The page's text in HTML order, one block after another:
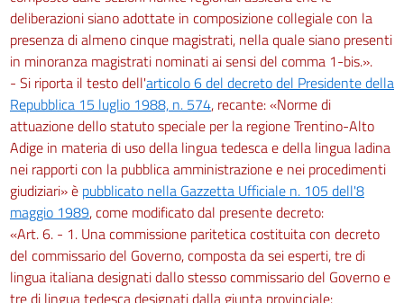
deliberazioni siano adottate in composizione collegiale con la
presenza di almeno cinque magistrati, nella quale siano presenti
in minoranza magistrati nominati ai sensi del comma 1-bis.».
- Si riporta il testo dell'articolo 6 del decreto del Presidente della
Repubblica 15 luglio 1988, n. 574, recante: «Norme di
attuazione dello statuto speciale per la regione Trentino-Alto
Adige in materia di uso della lingua tedesca e della lingua ladina
nei rapporti con la pubblica amministrazione e nei procedimenti
giudiziari» è pubblicato nella Gazzetta Ufficiale n. 105 dell'8
maggio 1989, come modificato dal presente decreto:
«Art. 6. - 1. Una commissione paritetica costituita con decreto
del commissario del Governo, composta da sei esperti, tre di
lingua italiana designati dallo stesso commissario del Governo e
tre di lingua tedesca designati dalla giunta provinciale: